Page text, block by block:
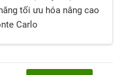
tối ưu hóa nâng cao
Carlo